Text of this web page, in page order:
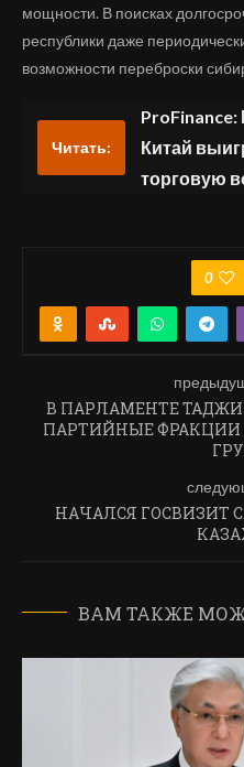
мощности. В поисках
республики даже
возможности переброски
Читать:
Китай
торговую
0
В ПАРЛАМЕНТЕ
ПАРТИЙНЫЕ ФРАКЦИИ
НАЧАЛСЯ ГОСВИЗИТ
ВАМ ТАКЖЕ